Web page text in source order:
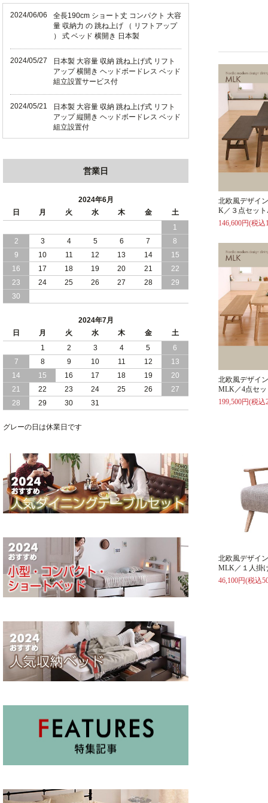
北欧風デザイ
K／３点セッ
146,600円(税込
北欧風デザイ
MLK／4点セ
199,500円(税込
北欧風デザイ
MLK／１人掛
46,100円(税込
2024/06/06
全長190cm ショート丈 コンパクト 大容
量 収納力 の 跳ね上げ （ リフトアップ
） 式 ベッド 横開き 日本製
2024/05/27
日本製 大容量 収納 跳ね上げ式 リフト
アップ 横開き ヘッドボードレス ベッド
組立設置サービス付
2024/05/21
日本製 大容量 収納 跳ね上げ式 リフト
アップ 縦開き ヘッドボードレス ベッド
組立設置付
ド 組立設置 付き
日本製 収納 跳ね上げ式 リフトアップ
ベッド 縦開き ヘッドボード 組立設置サ
ービス付き
2024/04/23
すのこ の 床板 簡単 軽い コンパクトな
大容量 収納 跳ね上げ式 ベッド
2024/03/28
おすすめ クイーン キング ワイドキング
サイズ で 通気性ある すのこ仕様 大容
畳 仕様 で 敷き布団 が使える 引き出し
収納 付き 大容量 チェスト ベッド 日本
製 ヘッドボードなし
2024/02/23
畳 の 床面 で 敷き布団 で 寝られる 引き
出し 収納庫 付 大容量 チェスト ベッド
日本製
し 収納庫 付き チェスト ベッド 日本製
営業日
2024年6月
日
月 火 水 木 金
土
1
2
3 4 5 6 7
8
9
10 11 12 13 14
15
16
17 18 19 20 21
22
23
24 25 26 27 28
29
30
2024年7月
日
月 火 水 木 金
土
1
2 3 4 5
6
7
8 9 10 11 12
13
14
15 16 17 18 19
20
21
22 23 24 25 26
27
28
29 30 31
グレーの日は休業日です